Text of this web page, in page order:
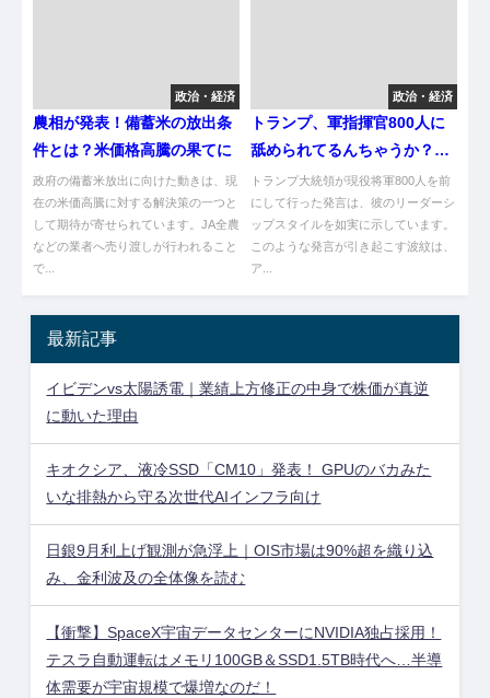
政治・経済
農相が発表！備蓄米の放出条
件とは？米価格高騰の果てに
政府の備蓄米放出に向けた動きは、現
在の米価高騰に対する解決策の一つと
して期待が寄せられています。JA全農
などの業者へ売り渡しが行われること
で...
政治・経済
トランプ、軍指揮官800人に
舐められてるんちゃうか？
ま？
トランプ大統領が現役将軍800人を前
にして行った発言は、彼のリーダーシ
ップスタイルを如実に示しています。
このような発言が引き起こす波紋は、
ア...
最新記事
イビデンvs太陽誘電｜業績上方修正の中身で株価が真逆
に動いた理由
キオクシア、液冷SSD「CM10」発表！ GPUのバカみた
いな排熱から守る次世代AIインフラ向け
日銀9月利上げ観測が急浮上｜OIS市場は90%超を織り込
み、金利波及の全体像を読む
【衝撃】SpaceX宇宙データセンターにNVIDIA独占採用！
テスラ自動運転はメモリ100GB＆SSD1.5TB時代へ…半導
体需要が宇宙規模で爆増なのだ！